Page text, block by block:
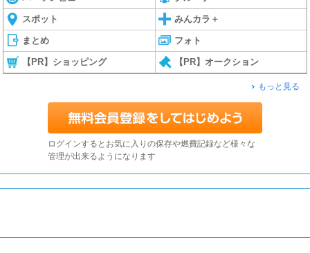
スポット みんカラ＋
まとめ フォト
【PR】ショッピング 【PR】オークション
もっと見る
ログインするとお気に入りの保存や燃費記録など様々な
管理が出来るようになります